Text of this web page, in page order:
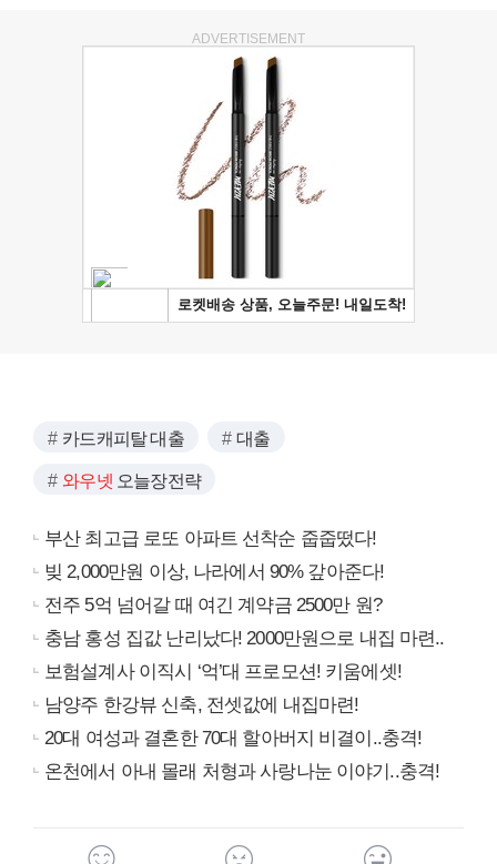
ADVERTISEMENT
카드캐피탈 대출 대출
와우넷 오늘장전략
부산 최고급 로또 아파트 선착순 줍줍떴다!
빚 2,000만원 이상, 나라에서 90% 갚아준다!
전주 5억 넘어갈 때 여긴 계약금 2500만 원?
충남 홍성 집값 난리났다! 2000만원으로 내집 마련..
보험설계사 이직시 ‘억’대 프로모션! 키움에셋!
남양주 한강뷰 신축, 전셋값에 내집마련!
20대 여성과 결혼한 70대 할아버지 비결이..충격!
온천에서 아내 몰래 처형과 사랑나눈 이야기..충격!